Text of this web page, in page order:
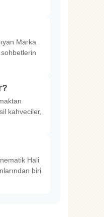
Marka
kahveciler,
Hali
biri